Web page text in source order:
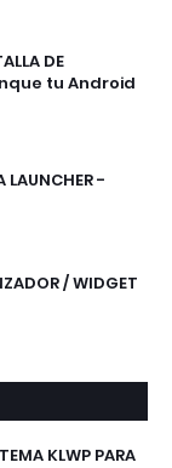
DE
tu Android
LAUNCHER -
/ WIDGET
KLWP PARA